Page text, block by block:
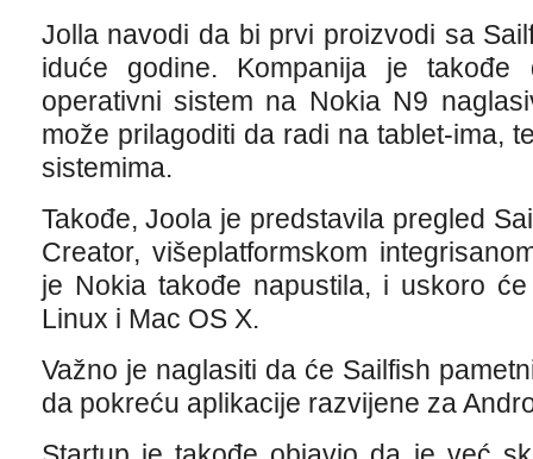
Jolla navodi da bi prvi proizvodi sa
iduće godine. Kompanija je takođe
operativni sistem na Nokia N9
može prilagoditi da radi na tablet-ima,
sistemima.
Takođe, Joola je predstavila pregled
Creator, višeplatformskom
je Nokia takođe napustila, i uskoro
Linux i Mac OS X.
Važno je naglasiti da će Sailfish
da pokreću aplikacije razvijene za